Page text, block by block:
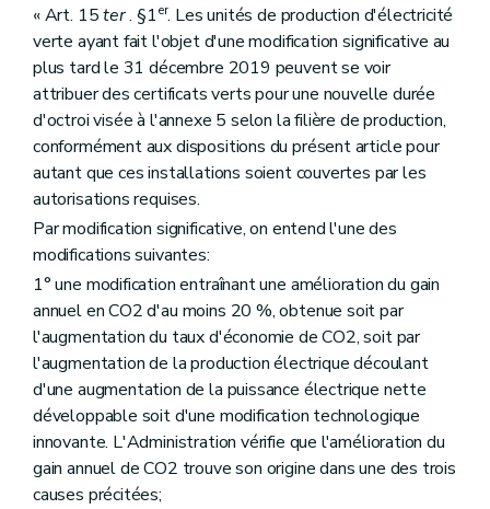
« Art. 15ter. §1er. Les unités de production d'électricité
verte ayant fait l'objet d'une modification significative au
plus tard le 31 décembre 2019 peuvent se voir
attribuer des certificats verts pour une nouvelle durée
d'octroi visée à l'annexe 5 selon la filière de production,
conformément aux dispositions du présent article pour
autant que ces installations soient couvertes par les
autorisations requises.
Par modification significative, on entend l'une des
modifications suivantes:
1° une modification entraînant une amélioration du gain
annuel en CO2 d'au moins 20 %, obtenue soit par
l'augmentation du taux d'économie de CO2, soit par
l'augmentation de la production électrique découlant
d'une augmentation de la puissance électrique nette
développable soit d'une modification technologique
innovante. L'Administration vérifie que l'amélioration du
gain annuel de CO2 trouve son origine dans une des trois
causes précitées;